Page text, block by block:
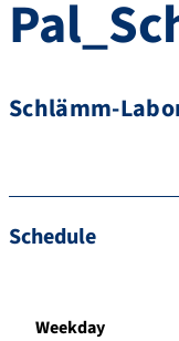
Schlämm-
Schedule
Weekday